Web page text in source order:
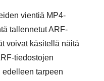
vientiä MP4-
tallennetut ARF-
voivat käsitellä näitä
tiedostojen
edelleen tarpeen